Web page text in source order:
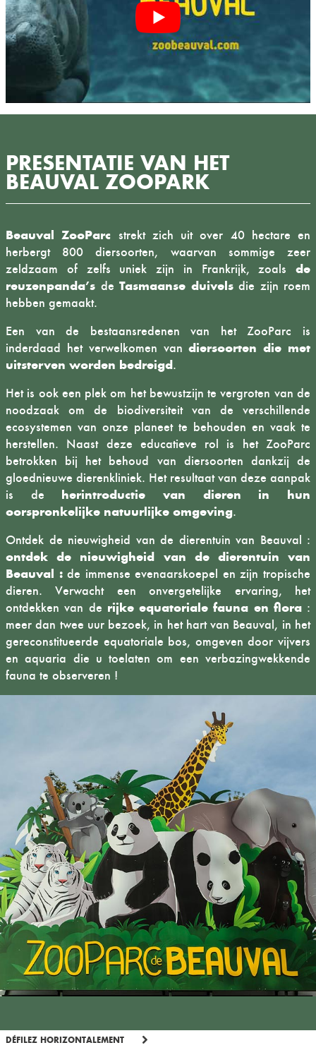
PRESENTATIE VAN HET
BEAUVAL ZOOPARK
Beauval ZooParc strekt zich uit over 40 hectare en
herbergt 800 diersoorten, waarvan sommige zeer
zeldzaam of zelfs uniek zijn in Frankrijk, zoals de
reuzenpanda’s de Tasmaanse duivelsdie zijn roem
hebben gemaakt.
Een van de bestaansredenen van het ZooParc is
inderdaad het verwelkomen vandiersoorten die met
uitsterven worden bedreigd.
Het is ook een plek om het bewustzijn te vergroten van de
noodzaak om de biodiversiteit van de verschillende
ecosystemen van onze planeet te behouden en vaak te
herstellen. Naast deze educatieve rol is het ZooParc
betrokken bij het behoud van diersoorten dankzij de
gloednieuwe dierenkliniek. Het resultaat van deze aanpak
is de herintroductie van dieren in hun
oorspronkelijke natuurlijke omgeving.
Ontdek de nieuwigheid van de dierentuin van Beauval :
ontdek de nieuwigheid van de dierentuin van
Beauval :de immense evenaarskoepel en zijn tropische
dieren. Verwacht een onvergetelijke ervaring, het
ontdekken van de rijke equatoriale fauna en flora:
meer dan twee uur bezoek, in het hart van Beauval, in het
gereconstitueerde equatoriale bos, omgeven door vijvers
en aquaria die u toelaten om een verbazingwekkende
fauna te observeren !
DÉFILEZ HORIZONTALEMENT